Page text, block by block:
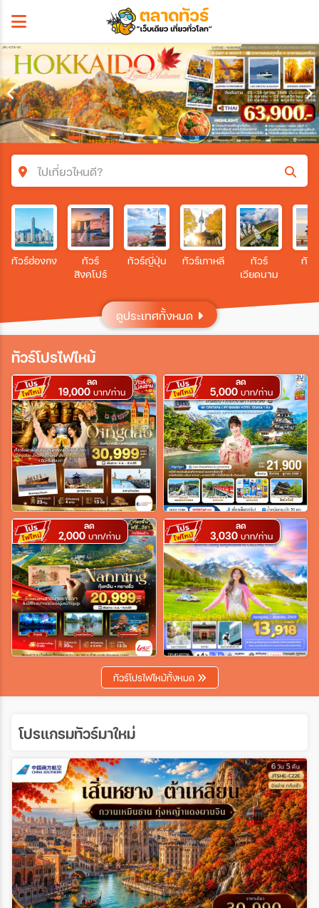
ไปเที่ยวไหนดี?
ค้นหาโปรแกรมทัวร์
คำค้นหา
เมือง
สายการบิน
ตั้งแต่วันที่
ถึงวันที่
เฉพาะเดือน
เฉพาะเทศกาล
ค้นหา
ทัวร์ฮ่องกง
ทัวร์
สิงคโปร์
ทัวร์ญี่ปุ่น ทัวร์เกาหลี
ทัวร์
เวียดนาม
ทัว
ดูประเทศทั้งหมด
ทัวร์โปรไฟไหม้
ลด
19,000 บาท/ท่าน
ลด
5,000 บาท/ท่าน
ลด
2,000 บาท/ท่าน
ลด
3,030 บาท/ท่าน
ทัวร์โปรไฟไหม้ทั้งหมด
โปรแกรมทัวร์มาใหม่